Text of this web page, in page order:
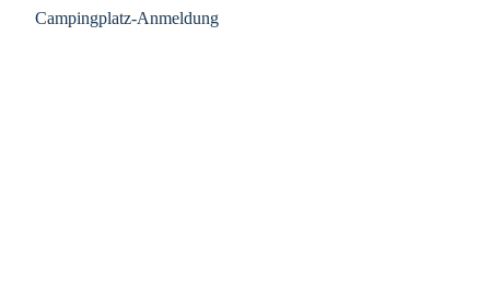
Campingplatz-Anmeldung